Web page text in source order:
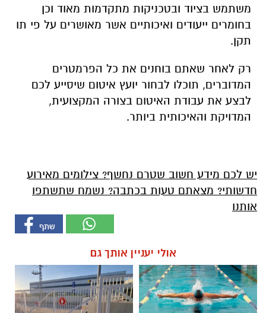
משתמש בציוד ובטכניקות מתקדמות מאוד וכן
בחומרים ייעודים ואיכותיים אשר מאושרים על פי תו
תקן.
רק לאחר שאתם בוחנים את כל הפרמטרים
המדוברים, תוכלו לבחור יועץ איטום שיסייע לכם
לבצע את עבודת האיטום בצורה המקצועית,
המדויקת והאיכותית ביותר.
יש לכם מידע חשוב שטרם נחשף? צילומים מאירוע
חדשותי? מצאתם טעות בכתבה? נשמח שתשתפו
אותנו
אולי יעניין אותך גם